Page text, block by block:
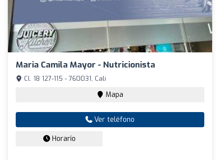
Maria Camila Mayor - Nutricionista
Cl. 18 127-115 - 760031, Cali
Mapa
Ver teléfono
Horario